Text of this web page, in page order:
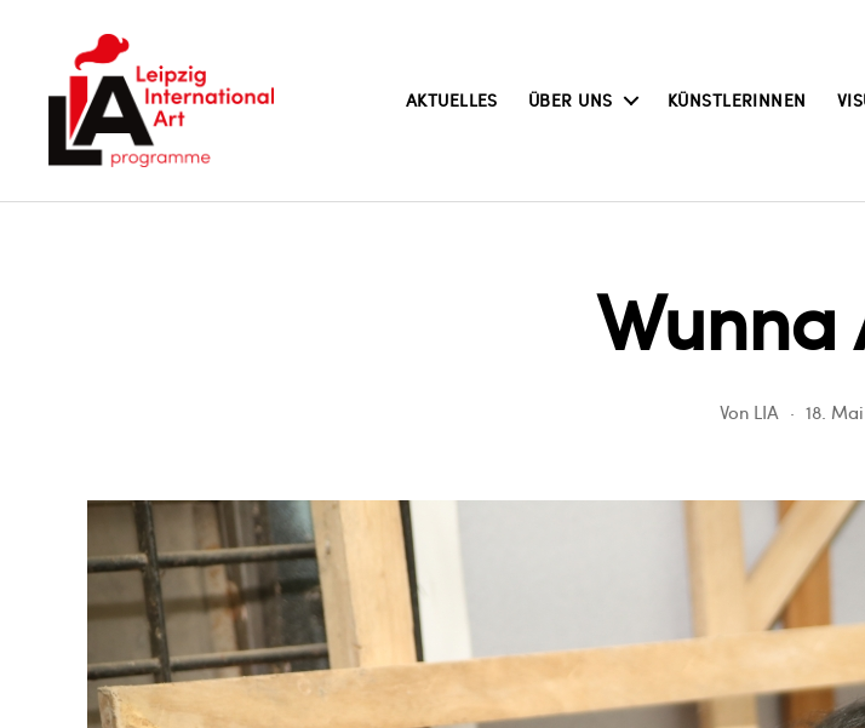
AKTUELLES ÜBER UNS KÜNSTLERINNEN
Wunna
Von LIA 18.